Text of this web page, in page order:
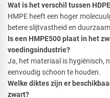
Wat is het verschil tussen
​HMPE heeft een hoger
betere slijtvastheid en
Is een HMPE500 plaat in het
voedingsindustrie?
​Ja, het materiaal is hygiënisch,
eenvoudig schoon te houden.
Welke diktes zijn er
zwart?